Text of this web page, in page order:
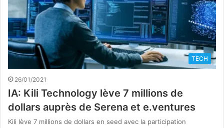
TECH
26/01/2021
IA: Kili Technology lève 7 millions de
dollars auprès de Serena et e.ventures
Kili lève 7 millions de dollars en seed avec la participation